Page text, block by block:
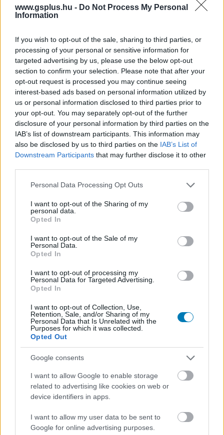
www.gsplus.hu - Do Not Process My Personal
Information
If you wish to opt-out of the sale, sharing to third parties, or
processing of your personal or sensitive information for
targeted advertising by us, please use the below opt-out
section to confirm your selection. Please note that after your
opt-out request is processed you may continue seeing
interest-based ads based on personal information utilized by
us or personal information disclosed to third parties prior to
your opt-out. You may separately opt-out of the further
disclosure of your personal information by third parties on the
IAB’s list of downstream participants. This information may
also be disclosed by us to third parties on the IAB’s List of
Downstream Participants that may further disclose it to other
Please note that this website/app uses one or more Google
not limited to your visit or usage behaviour. You may click to
grant or deny consent to Google and its third-party tags to
use your data for below specified purposes in below Google
consent section.
Personal Data Processing Opt Outs
I want to opt-out of the Sharing of my
personal data.
Opted In
I want to opt-out of the Sale of my
Personal Data.
Opted In
I want to opt-out of processing my
Personal Data for Targeted Advertising.
Opted In
I want to opt-out of Collection, Use,
Retention, Sale, and/or Sharing of my
Personal Data that Is Unrelated with the
Purposes for which it was collected.
Opted Out
Google consents
I want to allow Google to enable storage
related to advertising like cookies on web or
device identifiers in apps.
I want to allow my user data to be sent to
Google for online advertising purposes.
A játék eredetileg Cthulhu: Dark Providence címen jelent
meg, és gyakorlatilag Martin Wallace A Study in Emerald
című társasának újragondolása, amely pakliépítést,
titkos célokat és H. P. Lovecraft világát keveri össze. Ez
elég beszédes háttér, mert A Study in Emerald is arról
volt híres, hogy a rejtett szerepes játékokat komolyabb,
ehhez képest látványosabb, modernebb és direktebb
formában dolgozik, de az alapvető feszültség hasonló.
erőforrásait, közben végig ott motoszkál a kérdés, hogy
a másik játékos lépése tényleg a közös ügyet szolgálja-
e, vagy már rég egy teljesen más győzelmi feltétel felé
tereli az eseményeket.
A játékmenet központjában a befolyás áll. A játékosok
befolyáskockákat használnak eszközkártyák
megszerzésére, városok irányítására és mítoszkártyák
saját paklijukat. Ez nagyon jó ritmust adhat a partinak,
mert a játék nem csak a táblán zajlik, hanem a saját
lehetőségünk nyílik, de minden ilyen döntés üzenet a
többiek felé. Ha túl látványosan gyűjtünk egy irányba,